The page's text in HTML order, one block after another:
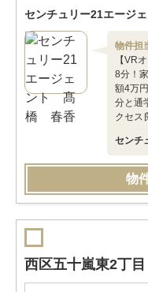
センチュリー21エージ
物件担
【VR
8分！
額4万
分と通
クセス
センチ
物
西区五十嵐東2丁